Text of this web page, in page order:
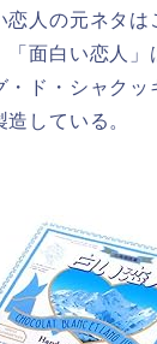
恋人の元ネタは
「面白い恋人
・ド・シャク
造している。